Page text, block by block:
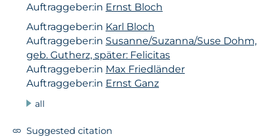
Auftraggeber:in Ernst Bloch
Auftraggeber:in Karl Bloch
Auftraggeber:in Susanne/Suzanna/Suse Dohm,
geb. Gutherz, später: Felicitas
Auftraggeber:in Max Friedländer
Auftraggeber:in Ernst Ganz
all
Suggested citation